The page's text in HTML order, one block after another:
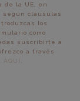
de la UE, en
según cláusulas
los
como
suscribirte a
a través
AQUÍ